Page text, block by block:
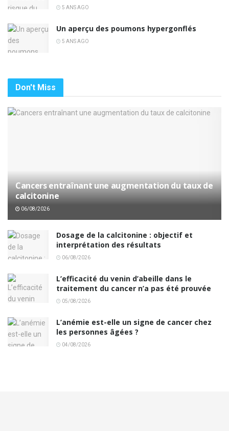
5 ANS AGO
Un aperçu des poumons hypergonflés
5 ANS AGO
Don't Miss
Cancers entraînant une augmentation du taux de
calcitonine
06/08/2026
Dosage de la calcitonine : objectif et
interprétation des résultats
06/08/2026
L’efficacité du venin d’abeille dans le
traitement du cancer n’a pas été prouvée
05/08/2026
L’anémie est-elle un signe de cancer chez
les personnes âgées ?
04/08/2026